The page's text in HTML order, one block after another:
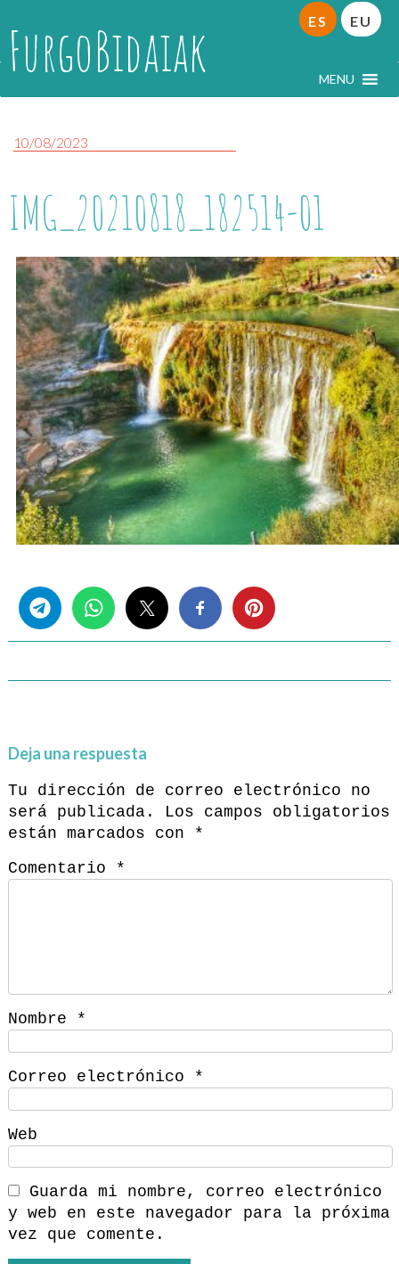
FurgoBidaiak MENU
ES EU
10/08/2023
IMG_20210818_182514-01
Deja una respuesta
Tu dirección de correo electrónico no
será publicada.
Los campos obligatorios
están marcados con
*
Comentario
*
Nombre *
Correo electrónico *
Web
Guarda mi nombre, correo electrónico
y web en este navegador para la próxima
vez que comente.